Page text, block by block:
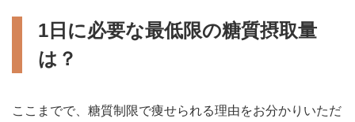
1日に必要な最低限の糖質摂取量
は？
ここまでで、糖質制限で痩せられる理由をお分かりいただ